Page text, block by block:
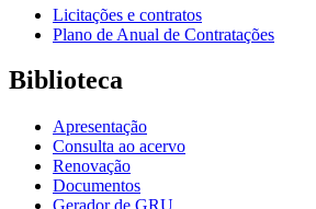
Licitações e contratos
Plano de Anual de Contratações
Biblioteca
Apresentação
Consulta ao acervo
Renovação
Documentos